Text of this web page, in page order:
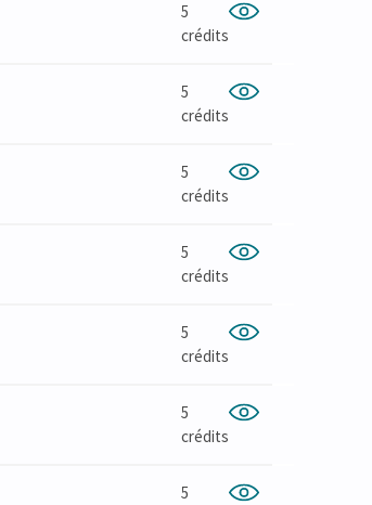
5
crédits
5
crédits
5
crédits
5
crédits
5
crédits
5
crédits
5